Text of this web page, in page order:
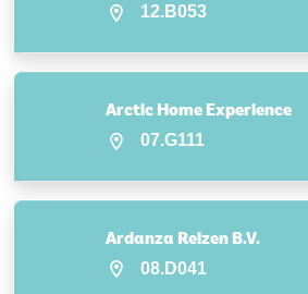
12.B053
Arctic Home Experience
07.G111
Ardanza Reizen B.V.
08.D041